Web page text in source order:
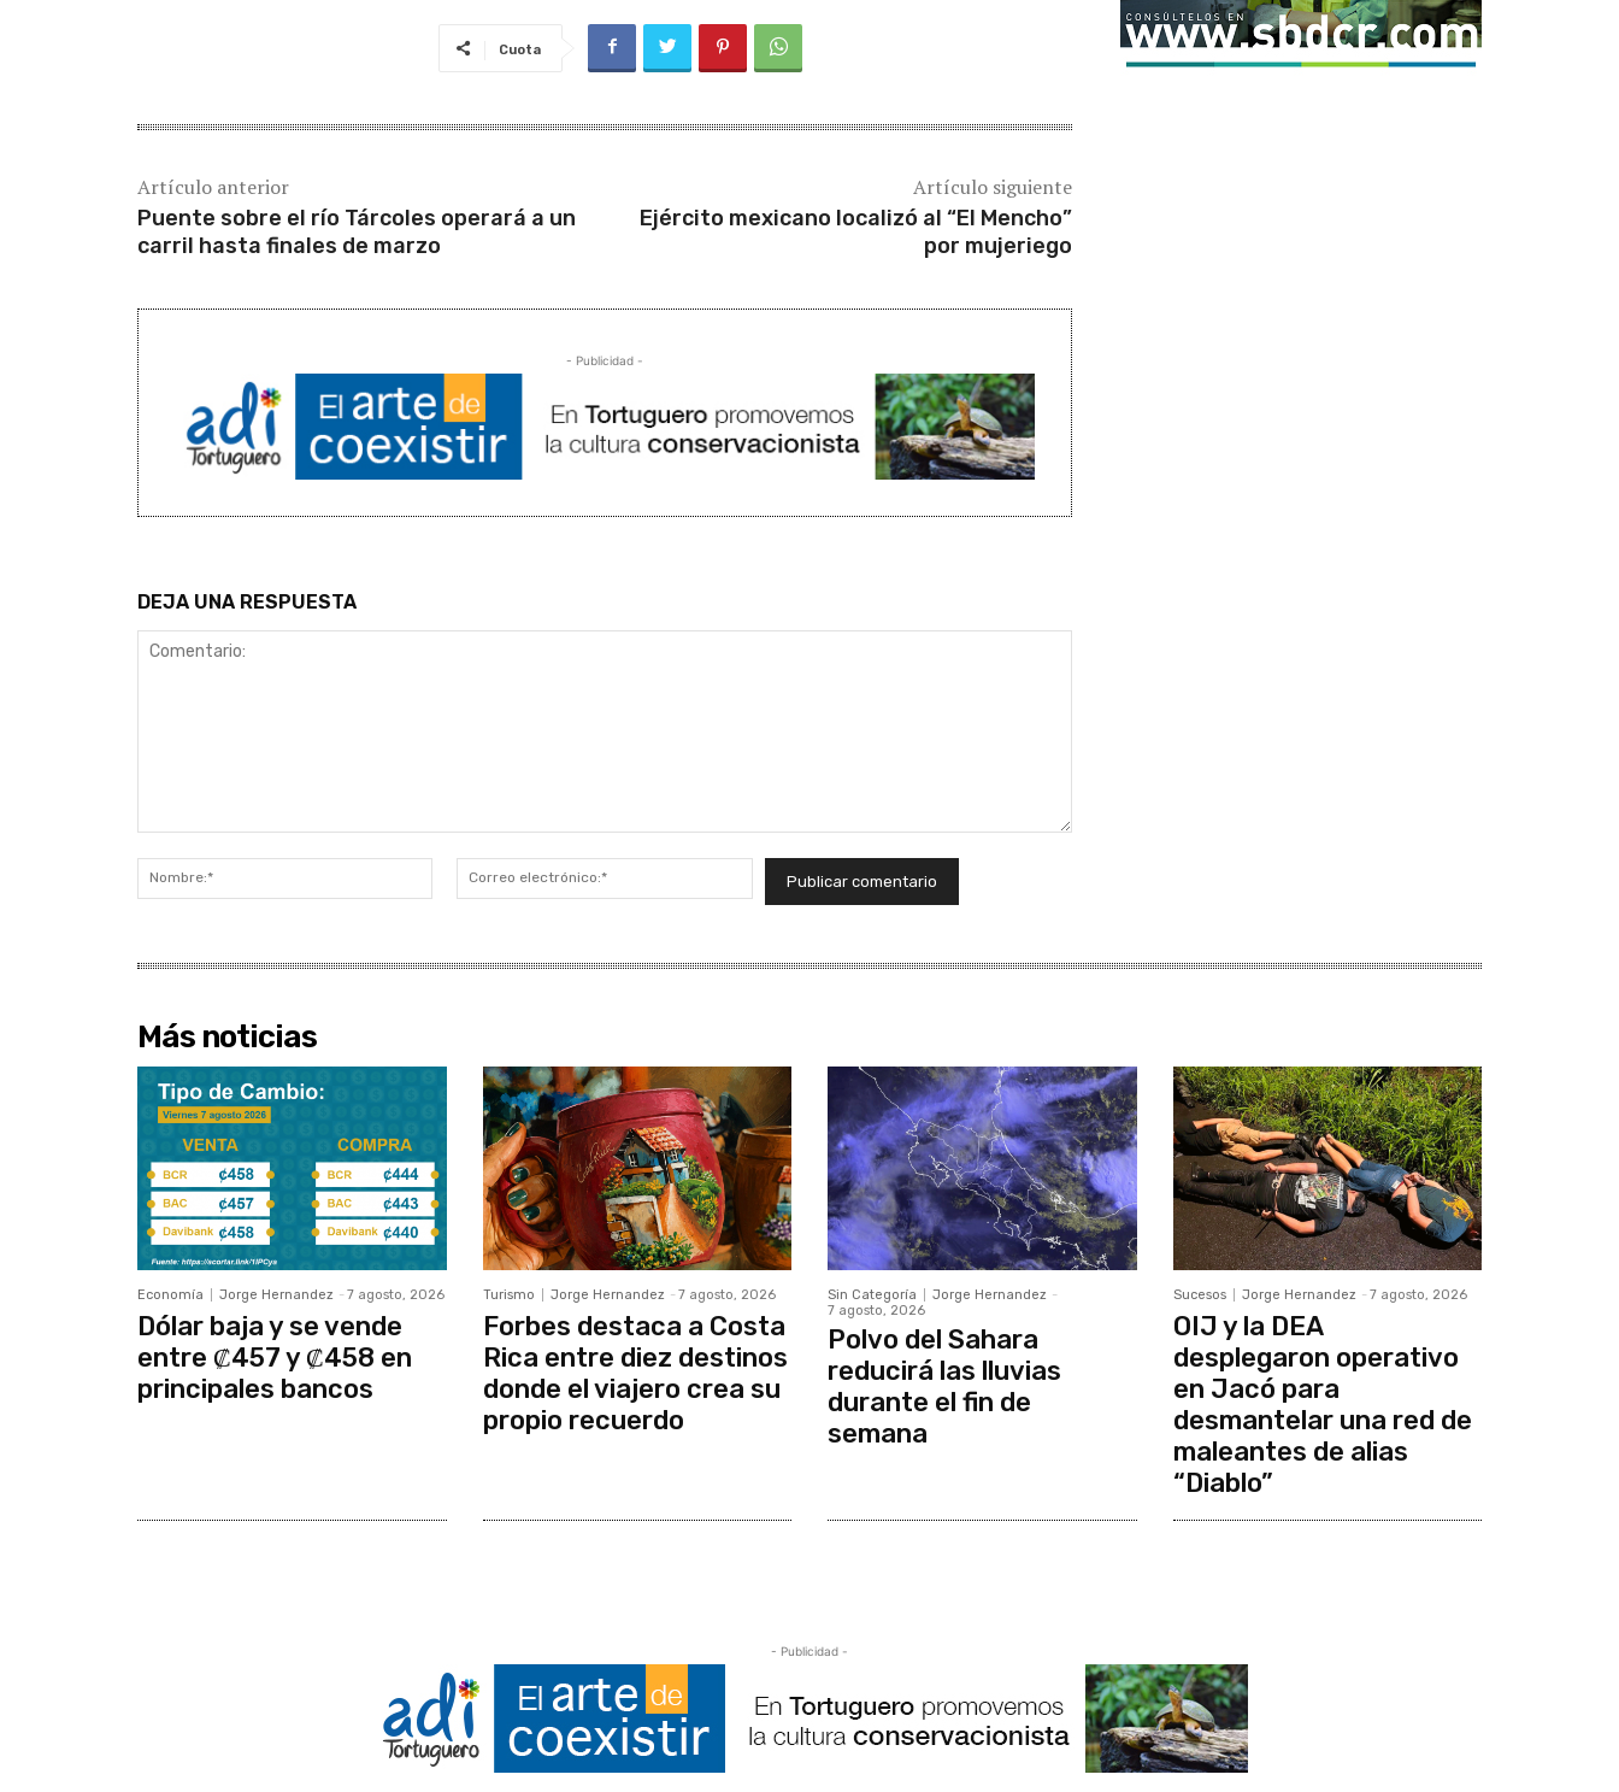
Cuota
Artículo anterior
Puente sobre el río Tárcoles operará a un
carril hasta finales de marzo
Artículo siguiente
Ejército mexicano localizó al “El Mencho”
por mujeriego
- Publicidad -
DEJA UNA RESPUESTA
Nombre:*
electrónico:*
Más noticias
Economía Jorge Hernandez - 7 agosto, 2026
Dólar baja y se vende
entre ₡457 y ₡458 en
principales bancos
Turismo Jorge Hernandez - 7 agosto, 2026
Forbes destaca a Costa
Rica entre diez destinos
donde el viajero crea su
propio recuerdo
Sin Categoría Jorge Hernandez -
7 agosto, 2026
Polvo del Sahara
reducirá las lluvias
durante el fin de
semana
Sucesos Jorge Hernandez - 7 agosto, 2026
OIJ y la DEA
desplegaron operativo
en Jacó para
desmantelar una red de
maleantes de alias
“Diablo”
- Publicidad -